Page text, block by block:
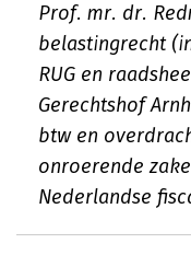
Prof. mr. dr.
belastingrecht
RUG en
Gerechtshof
btw en
onroerende
Nederlandse